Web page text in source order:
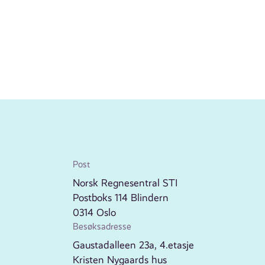
Post
Norsk Regnesentral STI
Postboks 114 Blindern
0314 Oslo
Besøksadresse
Gaustadalleen 23a, 4.etasje
Kristen Nygaards hus